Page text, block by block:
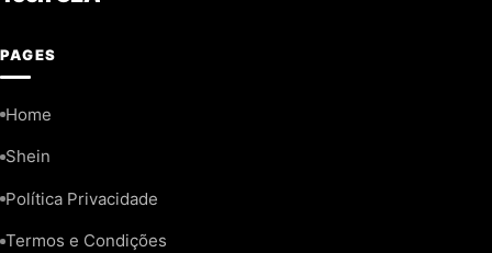
PAGES
Home
Shein
Política Privacidade
Termos e Condições